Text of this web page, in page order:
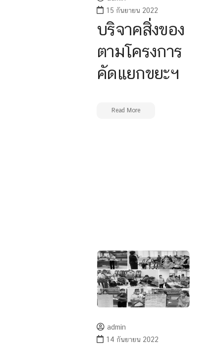
15 กันยายน 2022
บริจาคสิ่งของ
ตามโครงการ
คัดแยกขยะฯ
Read More
admin
14 กันยายน 2022